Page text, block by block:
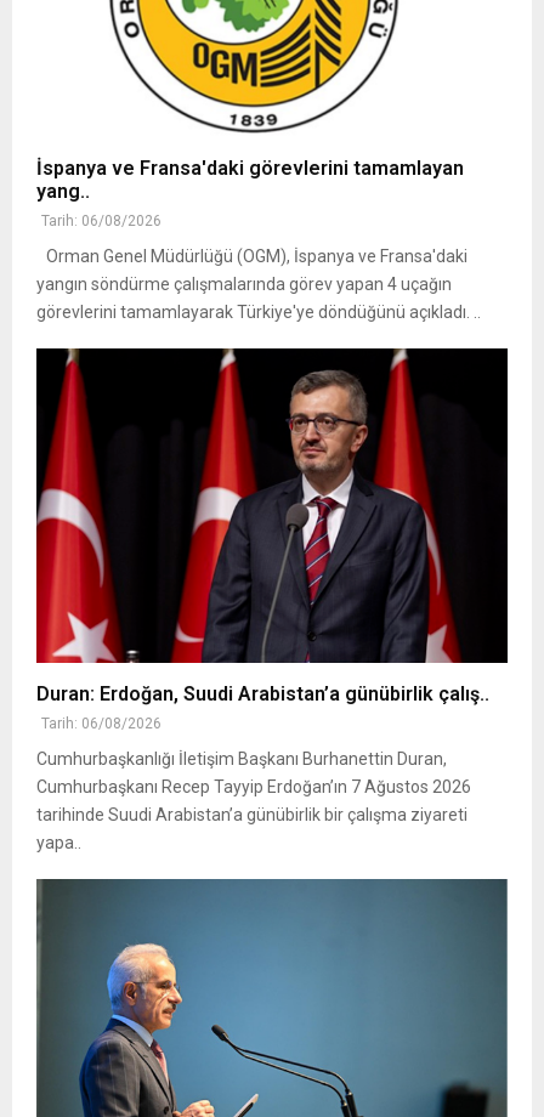
İspanya ve Fransa'daki görevlerini tamamlayan
yang..
Tarih: 06/08/2026
Orman Genel Müdürlüğü (OGM), İspanya ve Fransa'daki
yangın söndürme çalışmalarında görev yapan 4 uçağın
görevlerini tamamlayarak Türkiye'ye döndüğünü açıkladı. ..
Duran: Erdoğan, Suudi Arabistan’a günübirlik çalış..
Tarih: 06/08/2026
Cumhurbaşkanlığı İletişim Başkanı Burhanettin Duran,
Cumhurbaşkanı Recep Tayyip Erdoğan’ın 7 Ağustos 2026
tarihinde Suudi Arabistan’a günübirlik bir çalışma ziyareti
yapa..